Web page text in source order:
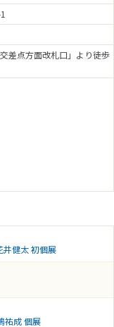
差点方面改札口」より徒歩
井健太 初個展
祐成 個展